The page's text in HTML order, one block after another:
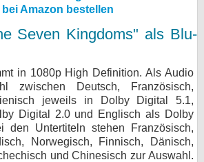
Amazon bestellen
Seven Kingdoms" als Blu-
in 1080p High Definition. Als Audio
zwischen Deutsch, Französisch,
jeweils in Dolby Digital 5.1,
Digital 2.0 und Englisch als Dolby
den Untertiteln stehen Französisch,
Norwegisch, Finnisch, Dänisch,
und Chinesisch zur Auswahl.